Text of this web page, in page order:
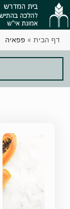
דף הבית » פפאיה